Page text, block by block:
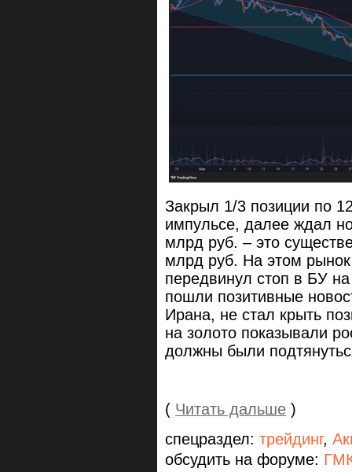
Закрыл 1/3 позиции по
импульсе, далее ждал
млрд руб. – это
млрд руб. На этом
передвинул стоп в БУ
пошли позитивные
Ирана, не стал крыть
на золото показывали
должны были
( Читать дальше )
спецраздел: трейдинг,
обсудить на форуме: